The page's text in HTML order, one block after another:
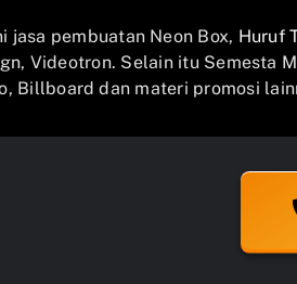
jasa pembuatan Neon Box, Huruf
Videotron. Selain itu Semesta
Billboard dan materi promosi